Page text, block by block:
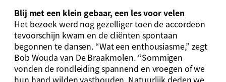
Blij met een klein gebaar, een les voor velen
Het bezoek werd nog gezelliger toen de accordeon
tevoorschijn kwam en de cliënten spontaan
begonnen te dansen. “Wat een enthousiasme,” zegt
Bob Wouda van De Braakmolen. “Sommigen
vonden de rondleiding spannend en vroegen of we
hun hand wilden vasthouden. Natuurlijk deden we